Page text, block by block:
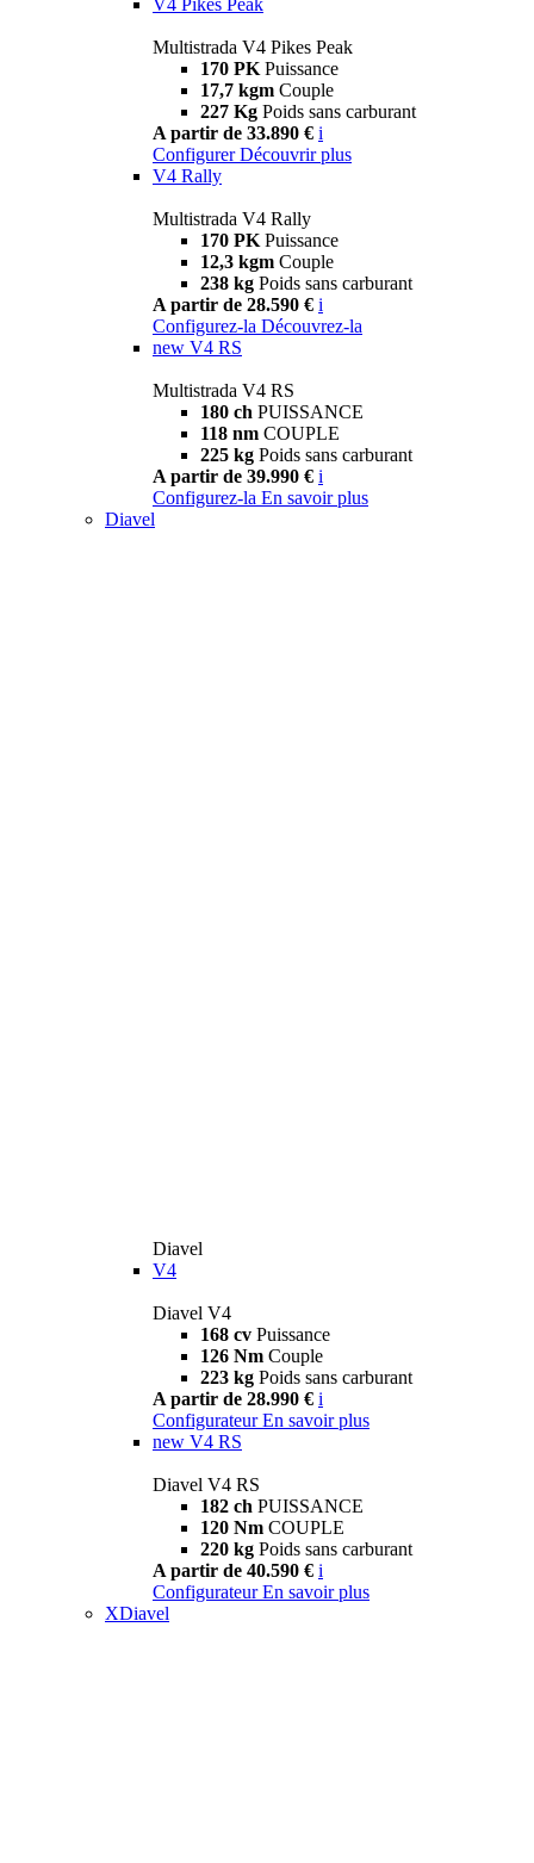
Multistrada V4 Pikes Peak
170 PK Puissance
17,7 kgm Couple
227 Kg Poids sans carburant
A partir de 33.890 € i
Configurer Découvrir plus
V4 Rally
Multistrada V4 Rally
170 PK Puissance
12,3 kgm Couple
238 kg Poids sans carburant
A partir de 28.590 € i
Configurez-la Découvrez-la
new V4 RS
Multistrada V4 RS
180 ch PUISSANCE
118 nm COUPLE
225 kg Poids sans carburant
A partir de 39.990 € i
Configurez-la En savoir plus
Diavel
Diavel
V4
Diavel V4
168 cv Puissance
126 Nm Couple
223 kg Poids sans carburant
A partir de 28.990 € i
Configurateur En savoir plus
new V4 RS
Diavel V4 RS
182 ch PUISSANCE
120 Nm COUPLE
220 kg Poids sans carburant
A partir de 40.590 € i
Configurateur En savoir plus
XDiavel